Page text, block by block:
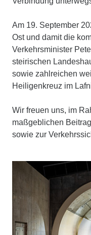
Am 19. September
Ost und damit die
Verkehrsminister
steirischen
sowie zahlreichen
Heiligenkreuz im
Wir freuen uns, im
maßgeblichen
sowie zur